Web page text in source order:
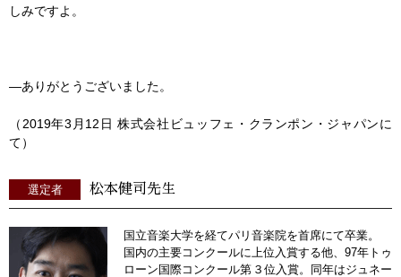
しみですよ。
―ありがとうございました。
（2019年3月12日 株式会社ビュッフェ・クランポン・ジャパンに
て）
選定者 松本健司先生
国立音楽大学を経てパリ音楽院を首席にて卒業。
国内の主要コンクールに上位入賞する他、97年トゥ
ローン国際コンクール第３位入賞。同年はジュネー